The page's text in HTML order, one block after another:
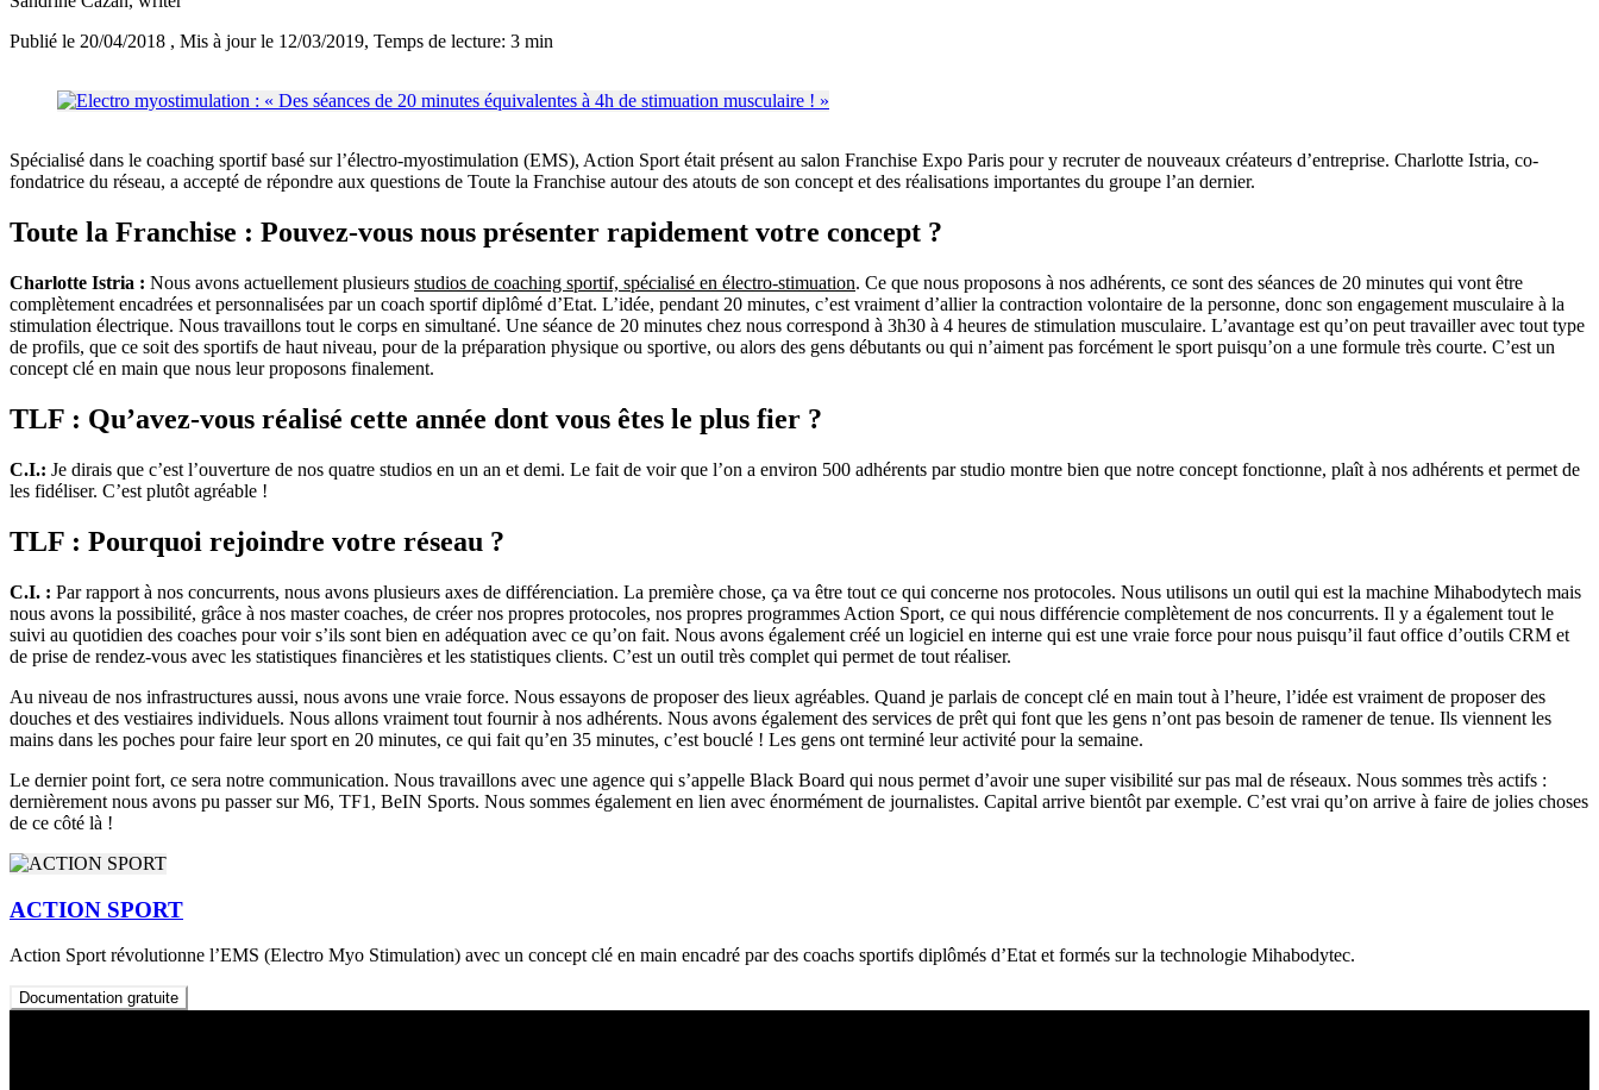
Publié le 20/04/2018 , Mis à jour le 12/03/2019, Temps de lecture: 3 min
Spécialisé dans le coaching sportif basé sur l’électro-myostimulation (EMS), Action Sport était présent au salon Franchise Expo Paris pour y recruter de nouveaux créateurs d’entreprise. Charlotte Istria, co-
fondatrice du réseau, a accepté de répondre aux questions de Toute la Franchise autour des atouts de son concept et des réalisations importantes du groupe l’an dernier.
Toute la Franchise : Pouvez-vous nous présenter rapidement votre concept ?
Charlotte Istria : Nous avons actuellement plusieurs studios de coaching sportif, spécialisé en électro-stimuation. Ce que nous proposons à nos adhérents, ce sont des séances de 20 minutes qui vont être
complètement encadrées et personnalisées par un coach sportif diplômé d’Etat. L’idée, pendant 20 minutes, c’est vraiment d’allier la contraction volontaire de la personne, donc son engagement musculaire à la
stimulation électrique. Nous travaillons tout le corps en simultané. Une séance de 20 minutes chez nous correspond à 3h30 à 4 heures de stimulation musculaire. L’avantage est qu’on peut travailler avec tout type
de profils, que ce soit des sportifs de haut niveau, pour de la préparation physique ou sportive, ou alors des gens débutants ou qui n’aiment pas forcément le sport puisqu’on a une formule très courte. C’est un
concept clé en main que nous leur proposons finalement.
TLF : Qu’avez-vous réalisé cette année dont vous êtes le plus fier ?
C.I.: Je dirais que c’est l’ouverture de nos quatre studios en un an et demi. Le fait de voir que l’on a environ 500 adhérents par studio montre bien que notre concept fonctionne, plaît à nos adhérents et permet de
les fidéliser. C’est plutôt agréable !
TLF : Pourquoi rejoindre votre réseau ?
C.I. : Par rapport à nos concurrents, nous avons plusieurs axes de différenciation. La première chose, ça va être tout ce qui concerne nos protocoles. Nous utilisons un outil qui est la machine Mihabodytech mais
nous avons la possibilité, grâce à nos master coaches, de créer nos propres protocoles, nos propres programmes Action Sport, ce qui nous différencie complètement de nos concurrents. Il y a également tout le
suivi au quotidien des coaches pour voir s’ils sont bien en adéquation avec ce qu’on fait. Nous avons également créé un logiciel en interne qui est une vraie force pour nous puisqu’il faut office d’outils CRM et
de prise de rendez-vous avec les statistiques financières et les statistiques clients. C’est un outil très complet qui permet de tout réaliser.
Au niveau de nos infrastructures aussi, nous avons une vraie force. Nous essayons de proposer des lieux agréables. Quand je parlais de concept clé en main tout à l’heure, l’idée est vraiment de proposer des
douches et des vestiaires individuels. Nous allons vraiment tout fournir à nos adhérents. Nous avons également des services de prêt qui font que les gens n’ont pas besoin de ramener de tenue. Ils viennent les
mains dans les poches pour faire leur sport en 20 minutes, ce qui fait qu’en 35 minutes, c’est bouclé ! Les gens ont terminé leur activité pour la semaine.
Le dernier point fort, ce sera notre communication. Nous travaillons avec une agence qui s’appelle Black Board qui nous permet d’avoir une super visibilité sur pas mal de réseaux. Nous sommes très actifs :
dernièrement nous avons pu passer sur M6, TF1, BeIN Sports. Nous sommes également en lien avec énormément de journalistes. Capital arrive bientôt par exemple. C’est vrai qu’on arrive à faire de jolies choses
de ce côté là !
ACTION SPORT
Action Sport révolutionne l’EMS (Electro Myo Stimulation) avec un concept clé en main encadré par des coachs sportifs diplômés d’Etat et formés sur la technologie Mihabodytec.
Documentation gratuite